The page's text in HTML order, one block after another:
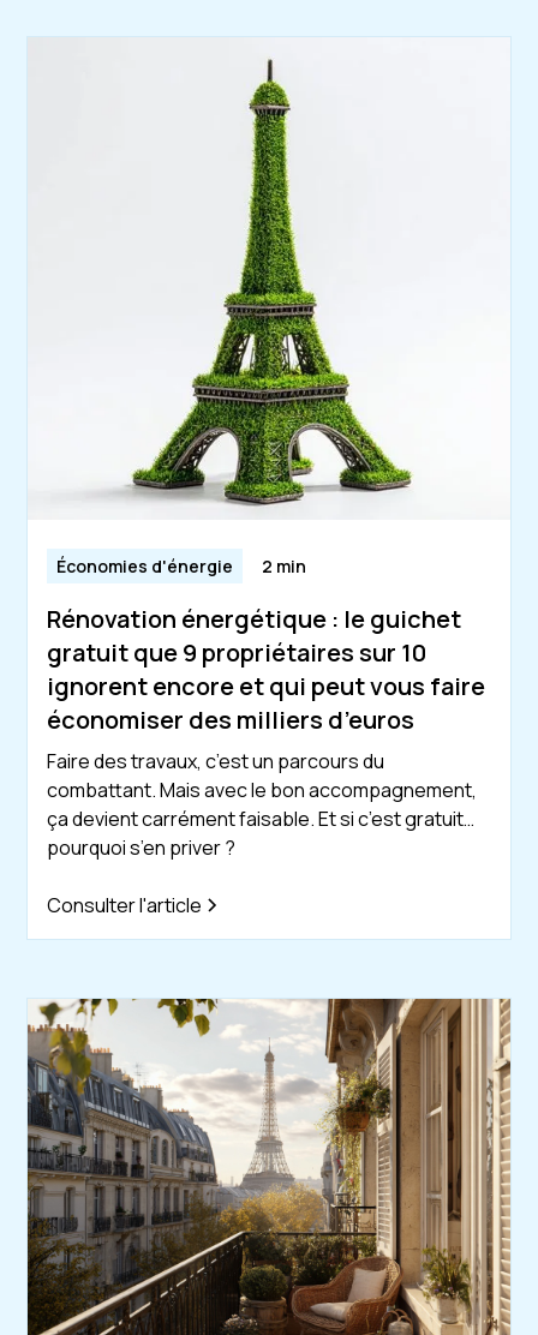
Économies d'énergie 2 min
Rénovation énergétique : le guichet
gratuit que 9 propriétaires sur 10
ignorent encore et qui peut vous faire
économiser des milliers d’euros
Faire des travaux, c’est un parcours du
combattant. Mais avec le bon accompagnement,
ça devient carrément faisable. Et si c’est gratuit…
pourquoi s’en priver ?
Consulter l'article